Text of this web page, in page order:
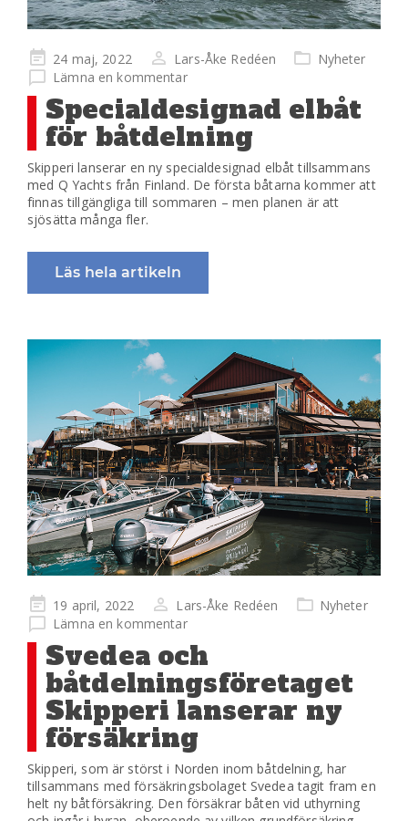
Publicerad
på
24 maj, 2022 Lars-Åke Redéen
Nyheter
Lämna en kommentar
Specialdesignad elbåt
för båtdelning
Skipperi lanserar en ny specialdesignad elbåt tillsammans
med Q Yachts från Finland. De första båtarna kommer att
finnas tillgängliga till sommaren – men planen är att
sjösätta många fler.
Läs hela artikeln
Publicerad
på
19 april, 2022 Lars-Åke Redéen
Nyheter
Lämna en kommentar
Svedea och
båtdelningsföretaget
Skipperi lanserar ny
försäkring
Skipperi, som är störst i Norden inom båtdelning, har
tillsammans med försäkringsbolaget Svedea tagit fram en
helt ny båtförsäkring. Den försäkrar båten vid uthyrning